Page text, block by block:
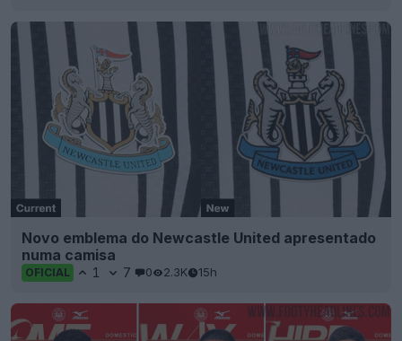
Novo emblema do Newcastle United apresentado
numa camisa
OFICIAL 1 7 0 2.3K 15h